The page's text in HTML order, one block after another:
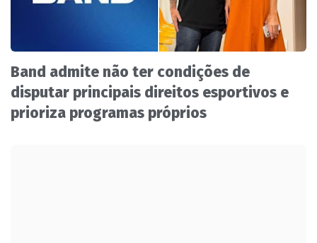
Band admite não ter condições de
disputar principais direitos esportivos e
prioriza programas próprios